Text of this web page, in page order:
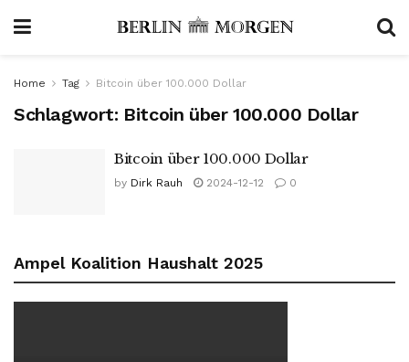
Home Tag Bitcoin über 100.000 Dollar
Schlagwort: Bitcoin über 100.000 Dollar
Bitcoin über 100.000 Dollar
by Dirk Rauh 2024-12-12 0
Ampel Koalition Haushalt 2025